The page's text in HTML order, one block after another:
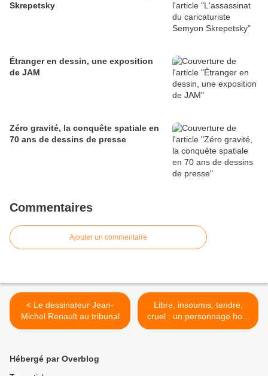
Skrepetsky
Étranger en dessin, une exposition
de JAM
Zéro gravité, la conquête spatiale en
70 ans de dessins de presse
Commentaires
Ajouter un commentaire
< Le dessinateur Jean-
Michel Renault au tribunal
Libre, insoumis, tendre,
cruel : un personnage hors
du commun : journée Tomi
Hébergé par Overblog